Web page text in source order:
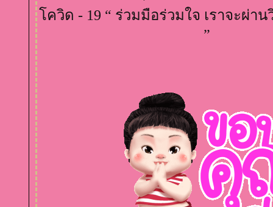
ควิด - 19 “ ร่วมมือร่วมใจ เราจะผ่า
”